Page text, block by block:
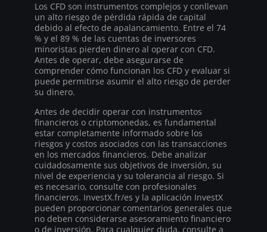
Los CFD son instrumentos complejos y conllevan
un alto riesgo de pérdida rápida de capital
debido al efecto de apalancamiento. Entre el 74
% y el 89 % de las cuentas de inversores
minoristas pierden dinero al operar con CFD.
Antes de operar, debe asegurarse de
comprender cómo funcionan los CFD y evaluar si
puede permitirse asumir el alto riesgo de perder
su dinero.
Antes de decidir operar con instrumentos
financieros o criptomonedas, es fundamental
estar completamente informado sobre los
riesgos y costos asociados con las transacciones
en los mercados financieros. Debe analizar
cuidadosamente sus objetivos de inversión, su
nivel de experiencia y su tolerancia al riesgo. Si
es necesario, consulte con profesionales
financieros. InvestX.fr/es y la aplicación InvestX
pueden proporcionar comentarios generales que
no deben considerarse asesoramiento financiero
o de inversión. Para cualquier duda, consulte a